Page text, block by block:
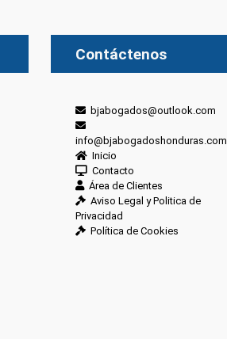
Contáctenos
bjabogados@outlook.com
info@bjabogadoshonduras.com
Inicio
Contacto
Área de Clientes
Aviso Legal y Politica de
Privacidad
Política de Cookies